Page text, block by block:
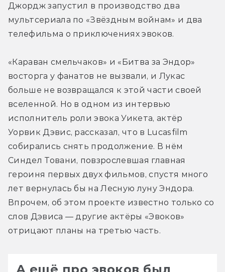
Джордж запустил в производство два
мультсериала по «Звёздным войнам» и два
телефильма о приключениях эвоков.
«Караван смельчаков» и «Битва за Эндор»
восторга у фанатов не вызвали, и Лукас
больше не возвращался к этой части своей
вселенной. Но в одном из интервью
исполнитель роли эвока Уикета, актёр
Уорвик Дэвис, рассказал, что в Lucasfilm
собирались снять продолжение. В нём
Синдел Товани, повзрослевшая главная
героиня первых двух фильмов, спустя много
лет вернулась бы на Лесную луну Эндора.
Впрочем, об этом проекте известно только со
слов Дэвиса — другие актёры «Эвоков»
отрицают планы на третью часть.